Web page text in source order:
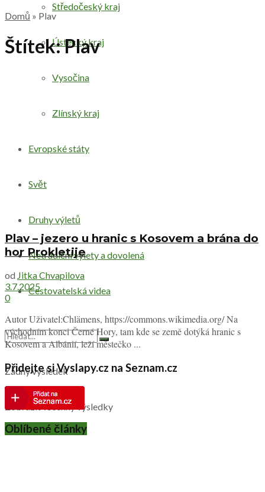
Středočeský kraj
Ústecký kraj
Vysočina
Zlínský kraj
Evropské státy
Svět
Druhy výletů
Netradiční výlety a dovolená
Cestovatelská videa
Žádný výsledek
Zobrazit všechny výsledky
Domů » Plav
Štítek:Plav
Plav – jezero u hranic s Kosovem a brána do
hor Prokletije
od Jitka Chvapilova
3.7.2025
0
Autor Uživatel:Chlämens, https://commons.wikimedia.org/ Na
východním konci Černé Hory, tam kde se země dotýká hranic s
Kosovem a Albánií, leží městečko ...
Přidejte si Vyslapy.cz na Seznam.cz
Oblíbené články